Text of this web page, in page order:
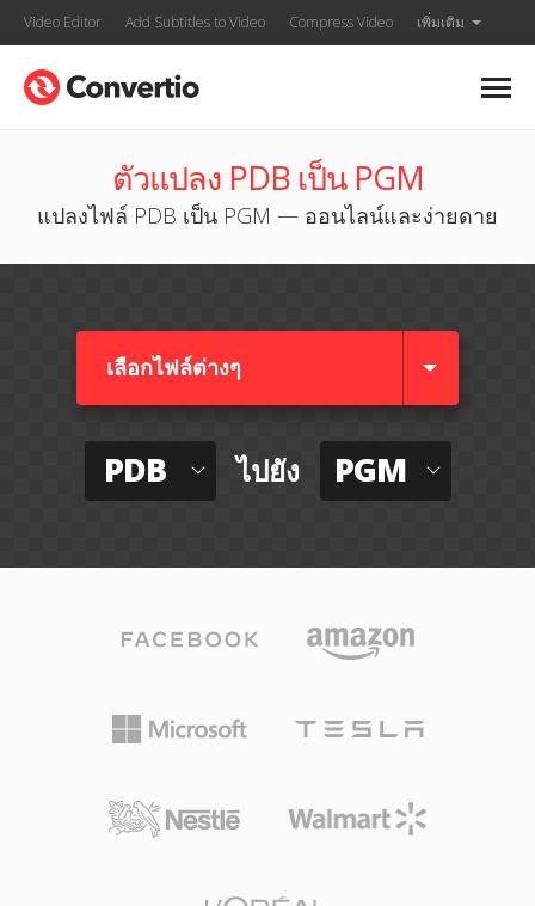
Video Editor Add Subtitles to Video Compress Video เพิ่มเติม
ตัวแปลง PDB เป็น PGM
แปลงไฟล์ PDB เป็น PGM — ออนไลน์และง่ายดาย
เลือกไฟล์ต่างๆ​
PDB ไปยัง PGM